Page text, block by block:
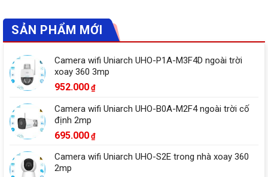
SẢN PHẨM MỚI
Camera wifi Uniarch UHO-P1A-M3F4D ngoài trời
xoay 360 3mp
952.000 ₫
Camera wifi Uniarch UHO-B0A-M2F4 ngoài trời cố
định 2mp
695.000 ₫
Camera wifi Uniarch UHO-S2E trong nhà xoay 360
2mp